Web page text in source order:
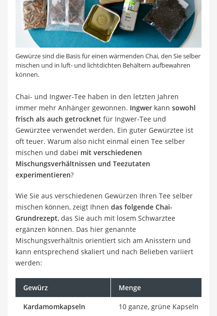
Gewürze sind die Basis für einen wärmenden Chai, den Sie selber
mischen und in luft- und lichtdichten Behältern aufbewahren
können.
Chai- und Ingwer-Tee haben in den letzten Jahren
immer mehr Anhänger gewonnen. Ingwer kann sowohl
frisch als auch getrocknet für Ingwer-Tee und
Gewürztee verwendet werden. Ein guter Gewürztee ist
oft teuer. Warum also nicht einmal einen Tee selber
mischen und dabei mit verschiedenen
Mischungsverhältnissen und Teezutaten
experimentieren?
Wie Sie aus verschiedenen Gewürzen Ihren Tee selber
mischen können, zeigt Ihnen das folgende Chai-
Grundrezept, das Sie auch mit losem Schwarztee
ergänzen können. Das hier genannte
Mischungsverhältnis orientiert sich am Anisstern und
kann entsprechend skaliert und nach Belieben variiert
werden:
Gewürz Menge
Kardamomkapseln 10 ganze, grüne Kapseln